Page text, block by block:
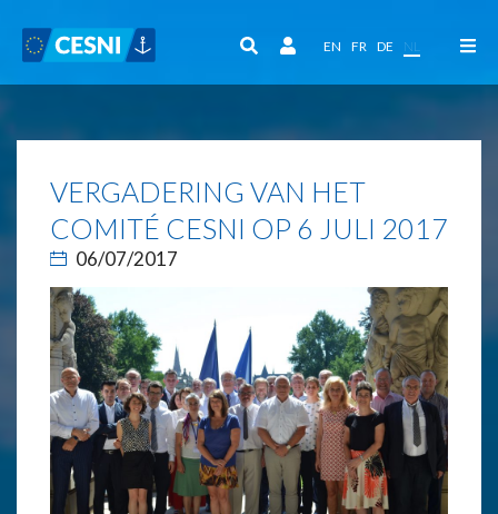
EN FR DE NL
VERGADERING VAN HET
COMITÉ CESNI OP 6 JULI 2017
06/07/2017